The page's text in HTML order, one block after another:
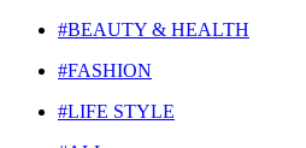
#BEAUTY & HEALTH
#FASHION
#LIFE STYLE